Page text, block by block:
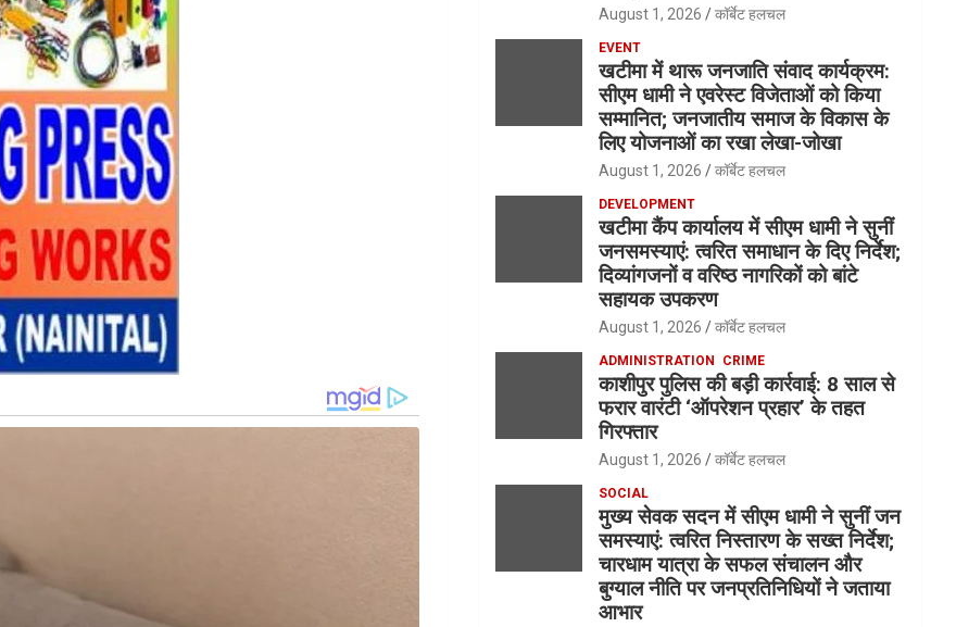
August 1, 2026 कॉर्बेट हलचल
EVENT
खटीमा में थारू जनजाति संवाद कार्यक्रम:
सीएम धामी ने एवरेस्ट विजेताओं को किया
सम्मानित; जनजातीय समाज के विकास के
लिए योजनाओं का रखा लेखा-जोखा
August 1, 2026 कॉर्बेट हलचल
DEVELOPMENT
खटीमा कैंप कार्यालय में सीएम धामी ने सुनीं
जनसमस्याएं: त्वरित समाधान के दिए निर्देश;
दिव्यांगजनों व वरिष्ठ नागरिकों को बांटे
सहायक उपकरण
August 1, 2026 कॉर्बेट हलचल
ADMINISTRATION CRIME
काशीपुर पुलिस की बड़ी कार्रवाई: 8 साल से
फरार वारंटी ‘ऑपरेशन प्रहार’ के तहत
गिरफ्तार
August 1, 2026 कॉर्बेट हलचल
SOCIAL
मुख्य सेवक सदन में सीएम धामी ने सुनीं जन
समस्याएं: त्वरित निस्तारण के सख्त निर्देश;
चारधाम यात्रा के सफल संचालन और
बुग्याल नीति पर जनप्रतिनिधियों ने जताया
आभार